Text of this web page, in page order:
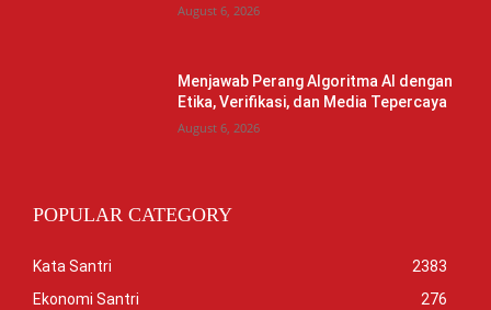
August 6, 2026
Menjawab Perang Algoritma AI dengan
Etika, Verifikasi, dan Media Tepercaya
August 6, 2026
POPULAR CATEGORY
Kata Santri
2383
Ekonomi Santri
276